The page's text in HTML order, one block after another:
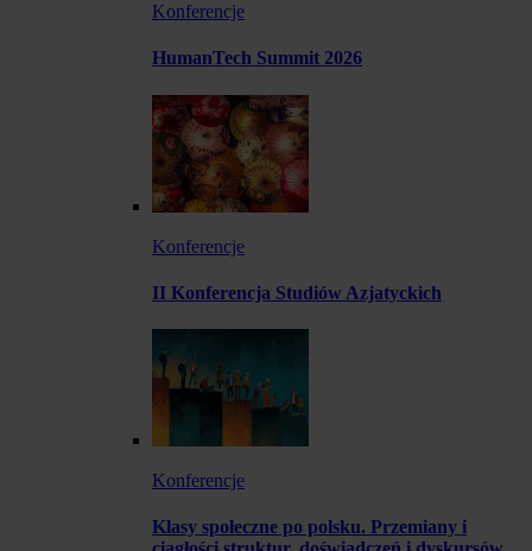
Konferencje
HumanTech Summit 2026
Konferencje
II Konferencja Studiów Azjatyckich
Konferencje
Klasy społeczne po polsku. Przemiany i